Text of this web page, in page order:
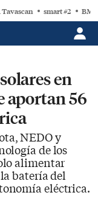
smart #2
en
aportan 56
NEDO y
de los
alimentar
batería del
eléctrica.